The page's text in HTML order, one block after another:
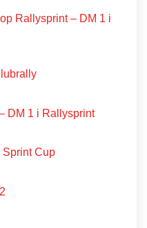
Rallysprint – DM 1 i
DM 1 i Rallysprint
Sprint Cup